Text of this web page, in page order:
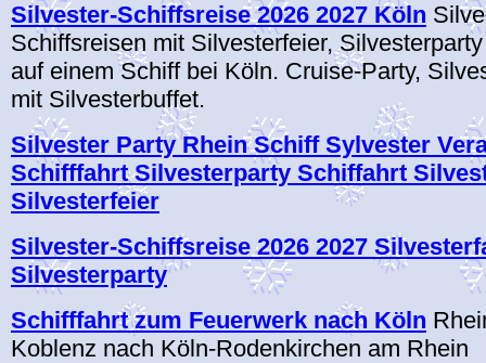
Silvester-Schiffsreise 2026 2027 Köln
Schiffsreisen mit Silvesterfeier,
auf einem Schiff bei Köln. Cruise-Party,
mit Silvesterbuffet.
Silvester Party Rhein Schiff Sylvester
Schifffahrt Silvesterparty Schiffahrt
Silvesterfeier
Silvester-Schiffsreise 2026 2027
Silvesterparty
Schifffahrt zum Feuerwerk nach Köln
Koblenz nach Köln-Rodenkirchen am Rhein